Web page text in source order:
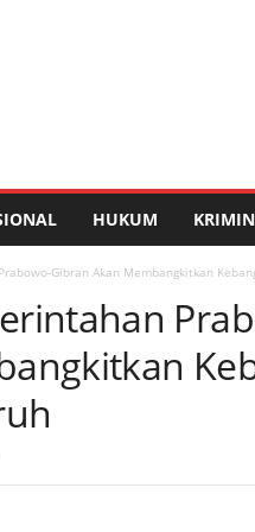
HUKUM
Gibran Akan Membangkitkan